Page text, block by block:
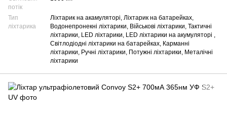
потік
Тип
ліхтарика
Ліхтарик на акамуляторі, Ліхтарик на батарейках,
Водонепронекні ліхтарики, Військові ліхтарики, Тактичні
ліхтарики, LED ліхтарики, LED ліхтарики на акумуляторі ,
Світлодіодні ліхтарики на батарейках, Карманні
ліхтарики, Ручні ліхтарики, Потужні ліхтарики, Металічні
ліхтарики